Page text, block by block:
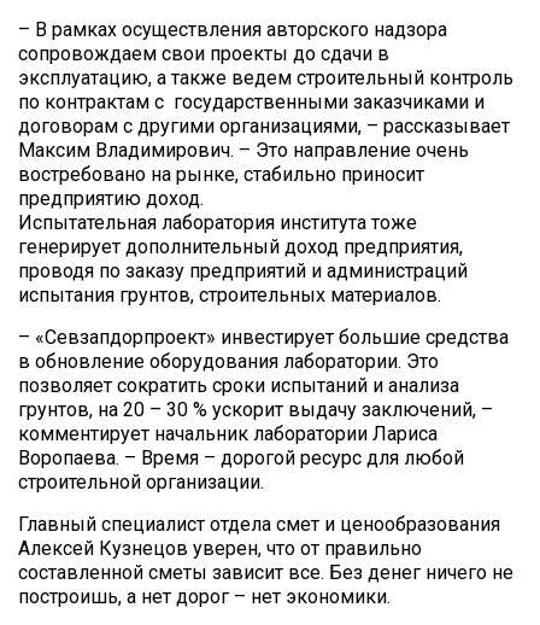
– В рамках осуществления авторского надзора
сопровождаем свои проекты до сдачи в
эксплуатацию, а также ведем строительный контроль
по контрактам с государственными заказчиками и
договорам с другими организациями, – рассказывает
Максим Владимирович. – Это направление очень
востребовано на рынке, стабильно приносит
предприятию доход.
Испытательная лаборатория института тоже
генерирует дополнительный доход предприятия,
проводя по заказу предприятий и администраций
испытания грунтов, строительных материалов.
– «Севзапдорпроект» инвестирует большие средства
в обновление оборудования лаборатории. Это
позволяет сократить сроки испытаний и анализа
грунтов, на 20 – 30 % ускорит выдачу заключений, –
комментирует начальник лаборатории Лариса
Воропаева. – Время – дорогой ресурс для любой
строительной организации.
Главный специалист отдела смет и ценообразования
Алексей Кузнецов уверен, что от правильно
составленной сметы зависит все. Без денег ничего не
построишь, а нет дорог – нет экономики.